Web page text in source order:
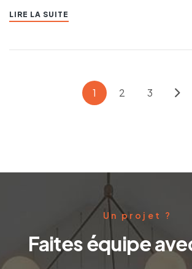
LIRE LA SUITE
1 2 3
Un projet ?
Faites équipe